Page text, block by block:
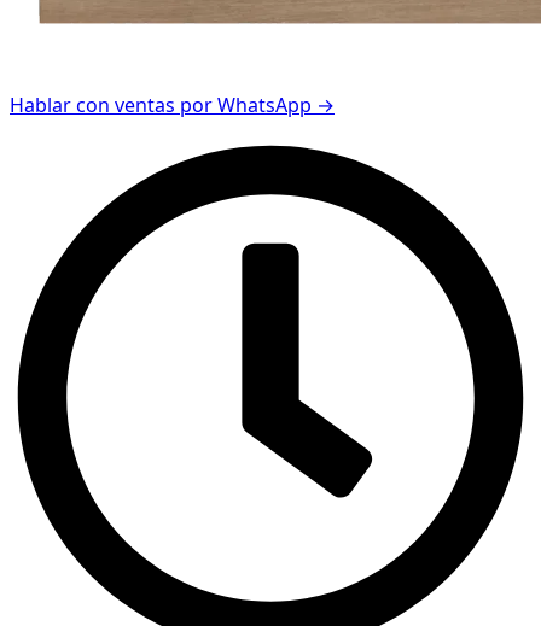
Hablar con ventas por WhatsApp →